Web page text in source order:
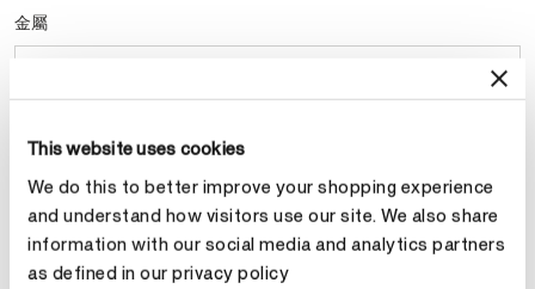
This website uses cookies
We do this to better improve your shopping experience
and understand how visitors use our site. We also share
information with our social media and analytics partners
as defined in our privacy policy
金屬